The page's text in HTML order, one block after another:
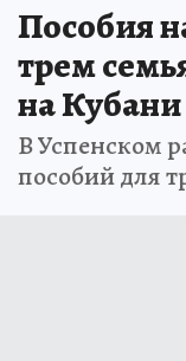
Пособия
трем
на
В Успенском
пособий для